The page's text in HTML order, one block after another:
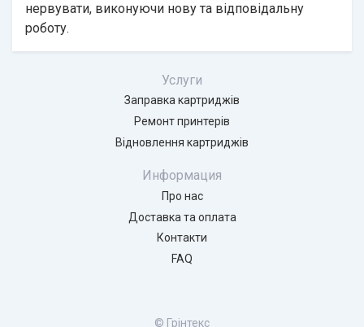
нервувати, виконуючи нову та відповідальну
роботу.
© Грінтекс
Услуги
Заправка картриджів
Ремонт принтерів
Відновлення картриджів
Информация
Про нас
Доставка та оплата
Контакти
FAQ